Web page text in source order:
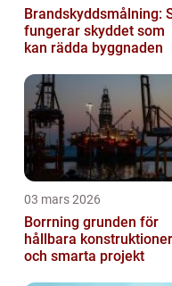
Brandskyddsmålning:
fungerar skyddet som
kan rädda byggnaden
03 mars 2026
Borrning grunden för
hållbara konstruktioner
och smarta projekt